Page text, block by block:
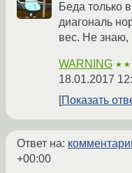
Беда только
диагональ
вес. Не знаю,
WARNING
18.01.2017
Показать
Ответ на:
+00:00